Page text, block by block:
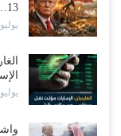
“حضرموت“| تغييرات
بالعبر.. هل بدأت
اغتيالات العبر تُشعل
معسكر التحالف..!
13…
يوليو 23, 2026
يوليو 19, 2026